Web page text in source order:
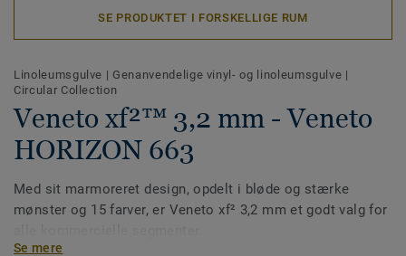
SE PRODUKTET I FORSKELLIGE RUM
Linoleumsgulve | Genanvendelige vinyl- og linoleumsgulve |
Circular Collection
Veneto xf²™ 3,2 mm - Veneto
HORIZON 663
Med sit marmoreret design, opdelt i bløde og stærke
mønster og 15 farver, er Veneto xf² 3,2 mm et godt valg for
Se mere